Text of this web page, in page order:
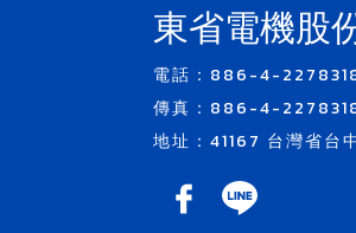
東省電機股
電話：886-4-
傳真：886-4-
地址：41167 台灣省台